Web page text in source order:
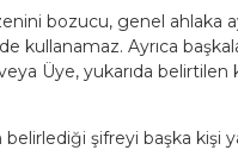
bozucu, genel ahlaka
kullanamaz. Ayrıca
Üye, yukarıda
şifreyi başka kişi